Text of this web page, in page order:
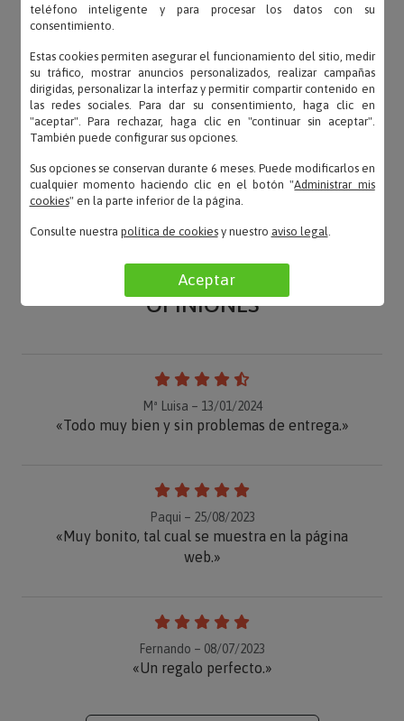
OPINIONES
Mª Luisa – 13/01/2024
«Todo muy bien y sin problemas de entrega.»
Paqui – 25/08/2023
«Muy bonito, tal cual se muestra en la página
web.»
Fernando – 08/07/2023
«Un regalo perfecto.»
teléfono inteligente y para procesar los datos con su
consentimiento.
Estas cookies permiten asegurar el funcionamiento del sitio, medir
su tráfico, mostrar anuncios personalizados, realizar campañas
dirigidas, personalizar la interfaz y permitir compartir contenido en
las redes sociales. Para dar su consentimiento, haga clic en
"aceptar". Para rechazar, haga clic en "continuar sin aceptar".
También puede configurar sus opciones.
Sus opciones se conservan durante 6 meses. Puede modificarlos en
cualquier momento haciendo clic en el botón "Administrar mis
cookies" en la parte inferior de la página.
Consulte nuestra política de cookiesy nuestro aviso legal.
Aceptar